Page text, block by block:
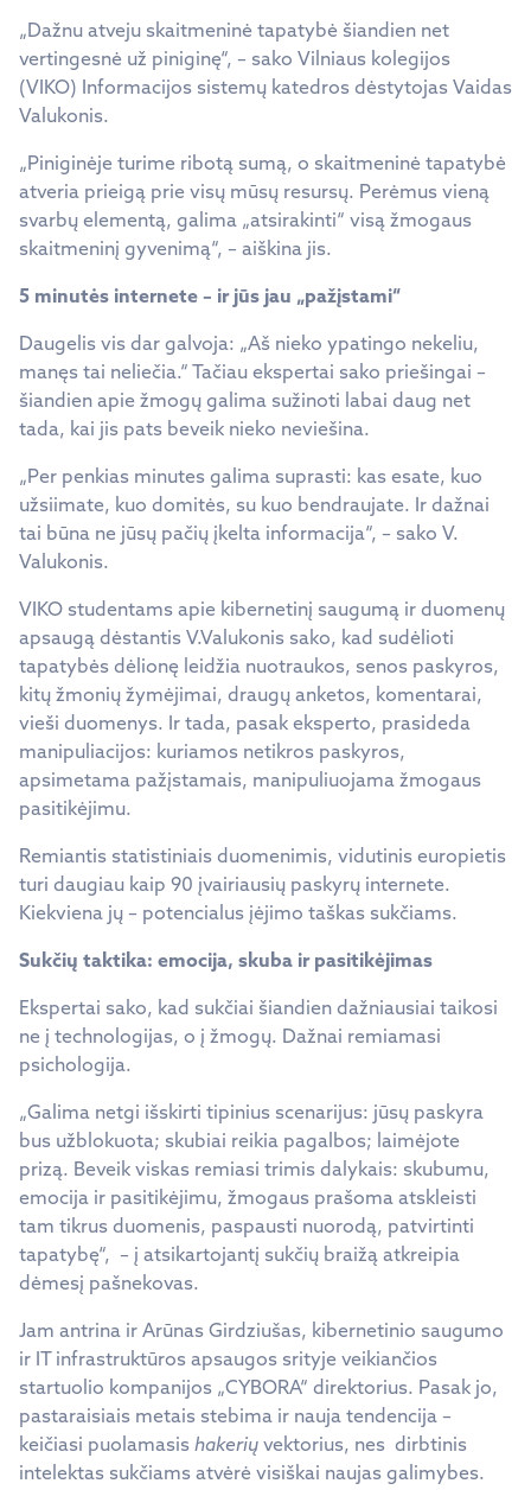
„Dažnu atveju skaitmeninė tapatybė šiandien net
vertingesnė už piniginę“, – sako Vilniaus kolegijos
(VIKO) Informacijos sistemų katedros dėstytojas Vaidas
Valukonis.
„Piniginėje turime ribotą sumą, o skaitmeninė tapatybė
atveria prieigą prie visų mūsų resursų. Perėmus vieną
svarbų elementą, galima „atsirakinti“ visą žmogaus
skaitmeninį gyvenimą“, – aiškina jis.
5 minutės internete – ir jūs jau „pažįstami“
Daugelis vis dar galvoja: „Aš nieko ypatingo nekeliu,
manęs tai neliečia.“ Tačiau ekspertai sako priešingai –
šiandien apie žmogų galima sužinoti labai daug net
tada, kai jis pats beveik nieko neviešina.
„Per penkias minutes galima suprasti: kas esate, kuo
užsiimate, kuo domitės, su kuo bendraujate. Ir dažnai
tai būna ne jūsų pačių įkelta informacija“, – sako V.
Valukonis.
VIKO studentams apie kibernetinį saugumą ir duomenų
apsaugą dėstantis V.Valukonis sako, kad sudėlioti
tapatybės dėlionę leidžia nuotraukos, senos paskyros,
kitų žmonių žymėjimai, draugų anketos, komentarai,
vieši duomenys. Ir tada, pasak eksperto, prasideda
manipuliacijos: kuriamos netikros paskyros,
apsimetama pažįstamais, manipuliuojama žmogaus
pasitikėjimu.
Remiantis statistiniais duomenimis, vidutinis europietis
turi daugiau kaip 90 įvairiausių paskyrų internete.
Kiekviena jų – potencialus įėjimo taškas sukčiams.
Sukčių taktika: emocija, skuba ir pasitikėjimas
Ekspertai sako, kad sukčiai šiandien dažniausiai taikosi
ne į technologijas, o į žmogų. Dažnai remiamasi
psichologija.
„Galima netgi išskirti tipinius scenarijus: jūsų paskyra
bus užblokuota; skubiai reikia pagalbos; laimėjote
prizą. Beveik viskas remiasi trimis dalykais: skubumu,
emocija ir pasitikėjimu, žmogaus prašoma atskleisti
tam tikrus duomenis, paspausti nuorodą, patvirtinti
tapatybę“, – į atsikartojantį sukčių braižą atkreipia
dėmesį pašnekovas.
Jam antrina ir Arūnas Girdziušas, kibernetinio saugumo
ir IT infrastruktūros apsaugos srityje veikiančios
startuolio kompanijos „CYBORA“ direktorius. Pasak jo,
pastaraisiais metais stebima ir nauja tendencija –
keičiasi puolamasis hakerių vektorius, nes dirbtinis
intelektas sukčiams atvėrė visiškai naujas galimybes.